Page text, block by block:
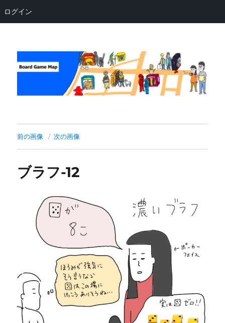
ログイン
Board Game Map
前の画像 次の画像
ブラフ-12